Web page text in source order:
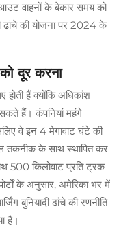
वाहनों के बेकार समय को
ढांचे की योजना पर 2024 के
दूर करना
होती हैं क्योंकि अधिकांश
हैं। कंपनियां महंगे
वे इन 4 मेगावाट घंटे की
तकनीक के साथ स्थापित कर
500 किलोवाट प्रति ट्रक
के अनुसार, अमेरिका भर में
बुनियादी ढांचे की रणनीति
है।